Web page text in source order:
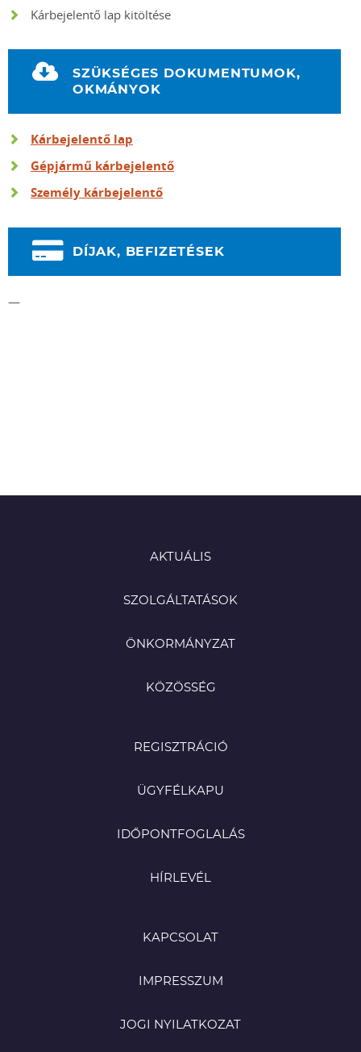
Kárbejelentő lap kitöltése
SZÜKSÉGES DOKUMENTUMOK,
OKMÁNYOK
Kárbejelentő lap
Gépjármű kárbejelentő
Személy kárbejelentő
DÍJAK, BEFIZETÉSEK
—
AKTUÁLIS
SZOLGÁLTATÁSOK
ÖNKORMÁNYZAT
KÖZÖSSÉG
REGISZTRÁCIÓ
ÜGYFÉLKAPU
IDŐPONTFOGLALÁS
HÍRLEVÉL
KAPCSOLAT
IMPRESSZUM
JOGI NYILATKOZAT